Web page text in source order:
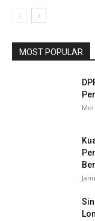
MOST POPULAR
Mei